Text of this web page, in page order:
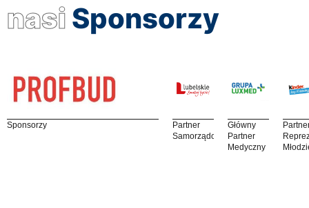
nasi Sponsorzy
Sponsorzy
Partner
Samorządowy
Główny
Partner
Medyczny